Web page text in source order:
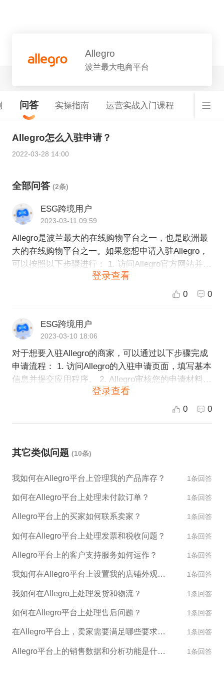
Allegro
波兰最大电商平台
问答 实操指南 运营实战入门课程
Allegro怎么入驻申请？
2022-03-28 14:00
全部问答 (2条)
ESG跨境用户
2023-03-11 09:59
Allegro是波兰最大的在线购物平台之一，也是欧洲最
大的在线购物平台之一。如果您想申请入驻Allegro，
可以按照以下步骤进行： 1. 访问Allegro官方网站并创
营资质等，以完成申请。 5. 等待审核结果，如果申请
被接受，就可以开始在Allegro上开展业务了。 如果您
在申请过程中遇到问题，可以通过Allegro的客服中心
与平台联系获取帮助。另外，如果您需要专业的跨境
电商服务，ESG跨境电商可以为您提供全球开店、品
牌推广、物流配送等业务支持，欢迎选择ESG跨境电
登录查看
0 0
ESG跨境用户
2023-03-10 18:06
对于想要入驻Allegro的商家，可以通过以下步骤完成
申请流程： 1. 访问Allegro的入驻申请页面，填写基本
信息并提交应用程序。 2. Allegro审核您的申请材料，
包括公司信息、商品品类和资质等。 3. 若审核通过，
Allegro会向您发送账户登录信息，并可以开始上传商
通过并不是一定成功的，需要商家提供充分的资质认
息，请联系我们的客服人员，我们会尽快为您提供帮
助。同时，我们也欢迎您考虑ESG跨境平台作为跨境
决方案。
登录查看
0 0
其它类似问题 (10条)
我如何在Allegro平台上管理我的产品库存？ 1条回答
如何在Allegro平台上处理未付款订单？ 1条回答
Allegro平台上的买家如何联系卖家？ 1条回答
如何在Allegro平台上处理发票和税收问题？ 1条回答
Allegro平台上的客户支持服务如何运作？ 1条回答
我如何在Allegro平台上设置我的店铺外观和设计？ 1条回答
我如何在Allegro上处理发货和物流？ 1条回答
如何在Allegro平台上处理售后问题？ 1条回答
在Allegro平台上，卖家需要满足哪些要求才能销售产品？ 1条回答
Allegro平台上的销售数据和分析功能是什么？ 1条回答